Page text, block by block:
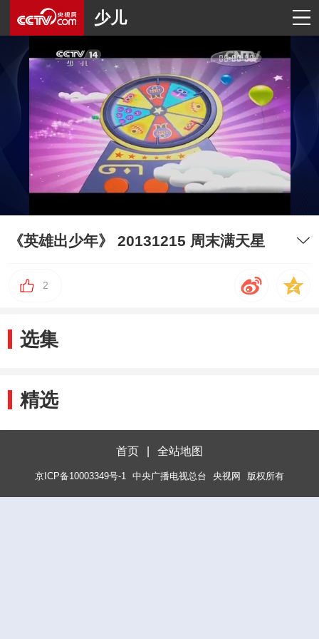
少儿
《英雄出少年》 20131215 周末满天星
2
选集
精选
首页 全站地图
京ICP备10003349号-1 中央广播电视总台 央视网 版权所有